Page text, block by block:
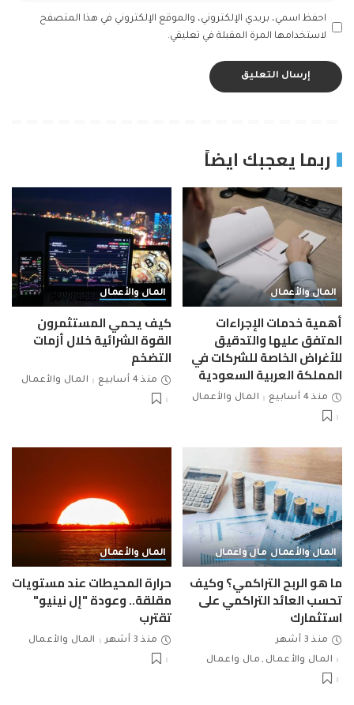
احفظ اسمي، بريدي الإلكتروني، والموقع الإلكتروني في هذا المتصفح
لاستخدامها المرة المقبلة في تعليقي.
ربما يعجبك ايضاً
المال والأعمال
أهمية خدمات الإجراءات
المتفق عليها والتدقيق
للأغراض الخاصة للشركات في
المملكة العربية السعودية
منذ 4 أسابيع المال والأعمال
المال والأعمال
كيف يحمي المستثمرون
القوة الشرائية خلال أزمات
التضخم
منذ 4 أسابيع المال والأعمال
المال والأعمال مال واعمال
ما هو الربح التراكمي؟ وكيف
تحسب العائد التراكمي على
استثمارك
منذ 3 أشهر
المال والأعمال
مال واعمال
المال والأعمال
حرارة المحيطات عند مستويات
مقلقة.. وعودة "إل نينيو"
تقترب
منذ 3 أشهر المال والأعمال